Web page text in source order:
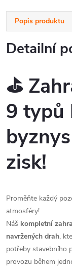
Popis produktu
Detailní
⛳
9 typů
zisk!
Proměňte každý
atmosféry!
Náš kompletní
navržených drah,
potřeby stavebního
provozu během